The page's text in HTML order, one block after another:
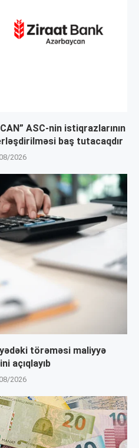
ASC-nin istiqrazlarının
baş tutacaqdır
2026
törəməsi maliyyə
açıqlayıb
2026